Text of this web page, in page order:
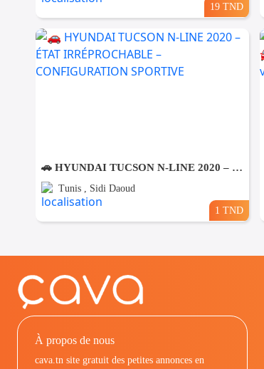
19 TND
🚗 HYUNDAI TUCSON N-LINE 2020 – ÉTAT IRRÉPROCHABLE – CONFIGURATION SPORTIVE
Tunis , Sidi Daoud
1 TND
À propos de nous
cava.tn site gratuit des petites annonces en